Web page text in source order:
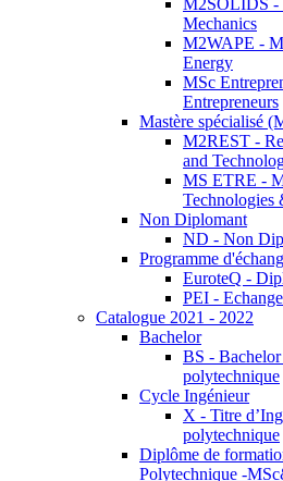
M2SOLIDS -
Mechanics
M2WAPE -
Energy
MSc
Entrepreneurs
Mastère spécialisé
M2REST -
and
MS ETRE -
Technologies
Non Diplomant
ND - Non
Programme
EuroteQ -
PEI -
Catalogue 2021 - 2022
Bachelor
BS -
polytechnique
Cycle Ingénieur
X - Titre
polytechnique
Diplôme de
Polytechnique -